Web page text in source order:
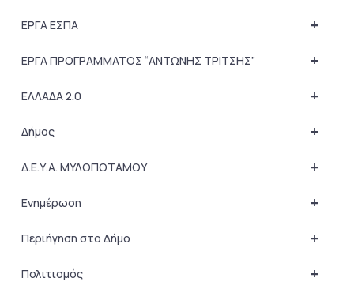
+
ΕΡΓΑ ΕΣΠΑ
+
ΕΡΓΑ ΠΡΟΓΡΑΜΜΑΤΟΣ “ΑΝΤΩΝΗΣ ΤΡΙΤΣΗΣ”
+
ΕΛΛΑΔΑ 2.0
+
Δήμος
+
Δ.Ε.Υ.Α. ΜΥΛΟΠΟΤΑΜΟΥ
+
Ενημέρωση
+
Περιήγηση στο Δήμο
+
Πολιτισμός